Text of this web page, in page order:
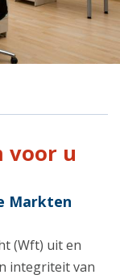
voor u
Markten
(Wft) uit en
integriteit van